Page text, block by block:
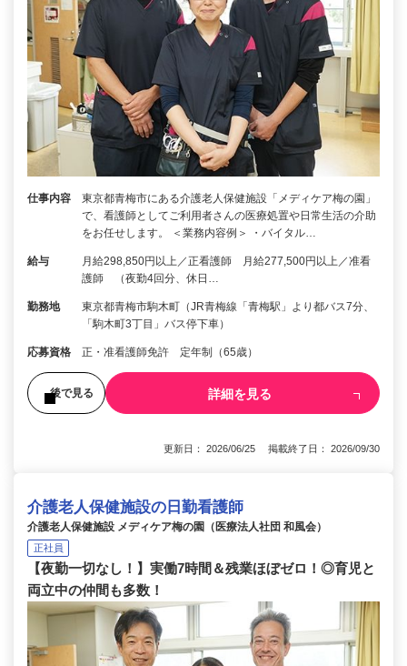
仕事内容
東京都青梅市にある介護老人保健施設「メディケア梅の園」
で、看護師としてご利用者さんの医療処置や日常生活の介助
をお任せします。 ＜業務内容例＞ ・バイタル…
給与
月給298,850円以上／正看護師 月給277,500円以上／准看
護師 （夜勤4回分、休日…
勤務地
東京都青梅市駒木町（JR青梅線「青梅駅」より都バス7分、
「駒木町3丁目」バス停下車）
応募資格 正・准看護師免許 定年制（65歳）
後で見る 詳細を見る
更新日： 2026/06/25 掲載終了日： 2026/09/30
介護老人保健施設の日勤看護師
介護老人保健施設 メディケア梅の園（医療法人社団 和風会）
正社員
【夜勤一切なし！】実働7時間＆残業ほぼゼロ！◎育児と
両立中の仲間も多数！